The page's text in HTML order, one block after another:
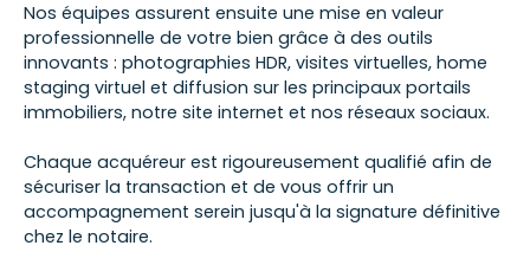
Nos équipes assurent ensuite une mise en valeur
professionnelle de votre bien grâce à des outils
innovants : photographies HDR, visites virtuelles, home
staging virtuel et diffusion sur les principaux portails
immobiliers, notre site internet et nos réseaux sociaux.
Chaque acquéreur est rigoureusement qualifié afin de
sécuriser la transaction et de vous offrir un
accompagnement serein jusqu'à la signature définitive
chez le notaire.